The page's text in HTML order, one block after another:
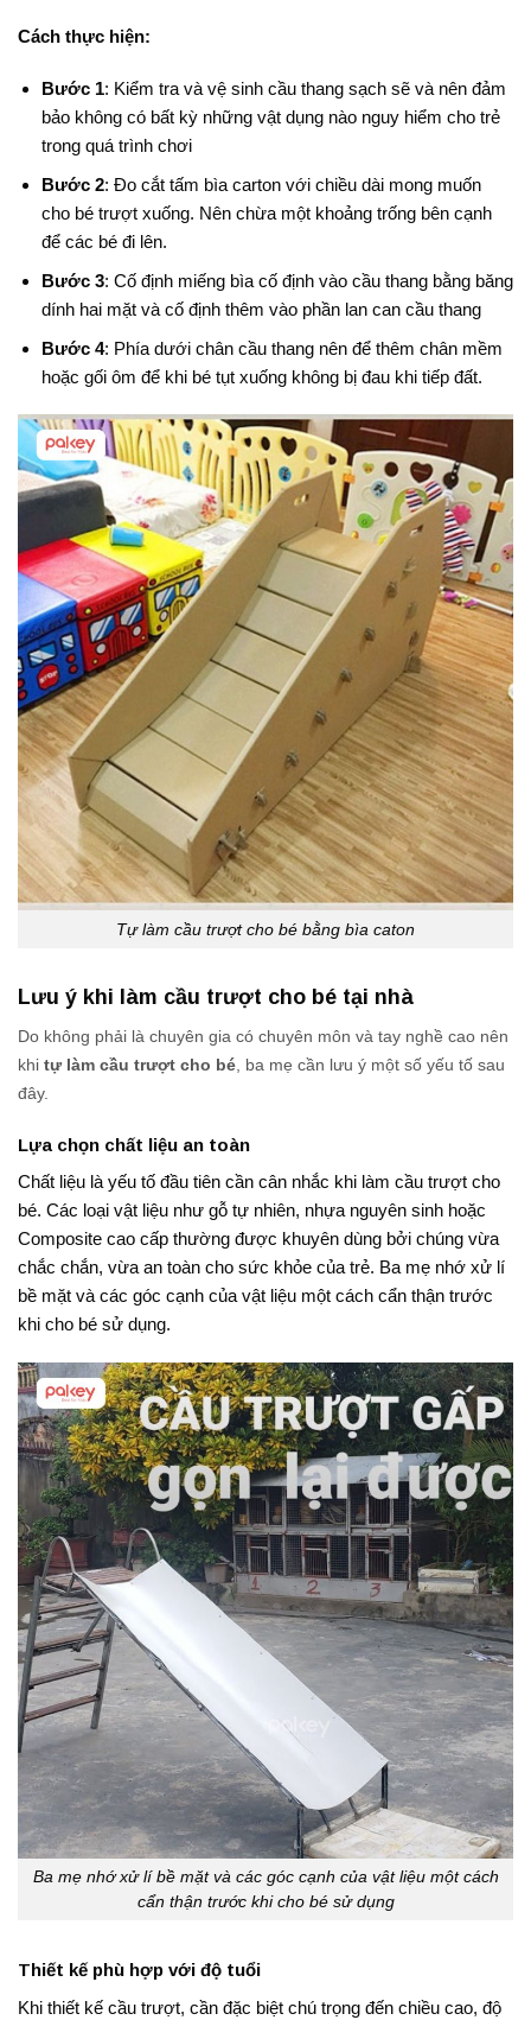
Cách thực hiện:
Bước 1: Kiểm tra và vệ sinh cầu thang sạch sẽ và nên đảm
bảo không có bất kỳ những vật dụng nào nguy hiểm cho trẻ
trong quá trình chơi
Bước 2: Đo cắt tấm bìa carton với chiều dài mong muốn
cho bé trượt xuống. Nên chừa một khoảng trống bên cạnh
để các bé đi lên.
Bước 3: Cố định miếng bìa cố định vào cầu thang bằng băng
dính hai mặt và cố định thêm vào phần lan can cầu thang
Bước 4: Phía dưới chân cầu thang nên để thêm chân mềm
hoặc gối ôm để khi bé tụt xuống không bị đau khi tiếp đất.
Tự làm cầu trượt cho bé bằng bìa caton
Lưu ý khi làm cầu trượt cho bé tại nhà
Do không phải là chuyên gia có chuyên môn và tay nghề cao nên
khi tự làm cầu trượt cho bé , ba mẹ cần lưu ý một số yếu tố sau
đây.
Lựa chọn chất liệu an toàn
Chất liệu là yếu tố đầu tiên cần cân nhắc khi làm cầu trượt cho
bé. Các loại vật liệu như gỗ tự nhiên, nhựa nguyên sinh hoặc
Composite cao cấp thường được khuyên dùng bởi chúng vừa
chắc chắn, vừa an toàn cho sức khỏe của trẻ. Ba mẹ nhớ xử lí
bề mặt và các góc cạnh của vật liệu một cách cẩn thận trước
khi cho bé sử dụng.
Ba mẹ nhớ xử lí bề mặt và các góc cạnh của vật liệu một cách
cẩn thận trước khi cho bé sử dụng
Thiết kế phù hợp với độ tuổi
Khi thiết kế cầu trượt, cần đặc biệt chú trọng đến chiều cao, độ